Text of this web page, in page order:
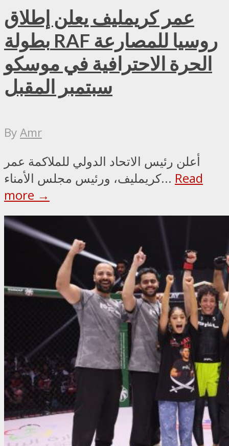
عمر كريمليف يعلن إطلاق
بطولة RAF روسيا للمصارعة
الحرة الاحترافية في موسكو
سبتمبر المقبل
ByAmr
أعلن رئيس الاتحاد الدولي للملاكمة عمر
كريمليف، ورئيس مجلس الأمناء... Read
more →